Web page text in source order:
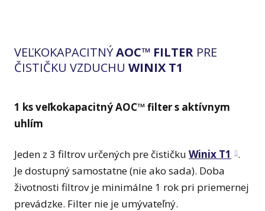
VEĽKOKAPACITNÝAOC™ FILTER PRE
ČISTIČKU VZDUCHU WINIX T1
1 ks veľkokapacitný AOC™ filter s aktívnym
uhlím
Jeden z 3 filtrov určených pre čističku Winix T1
.
Je dostupný samostatne (nie ako sada). Doba
životnosti filtrov je minimálne 1 rok pri priemernej
prevádzke. Filter nie je umývateľný.